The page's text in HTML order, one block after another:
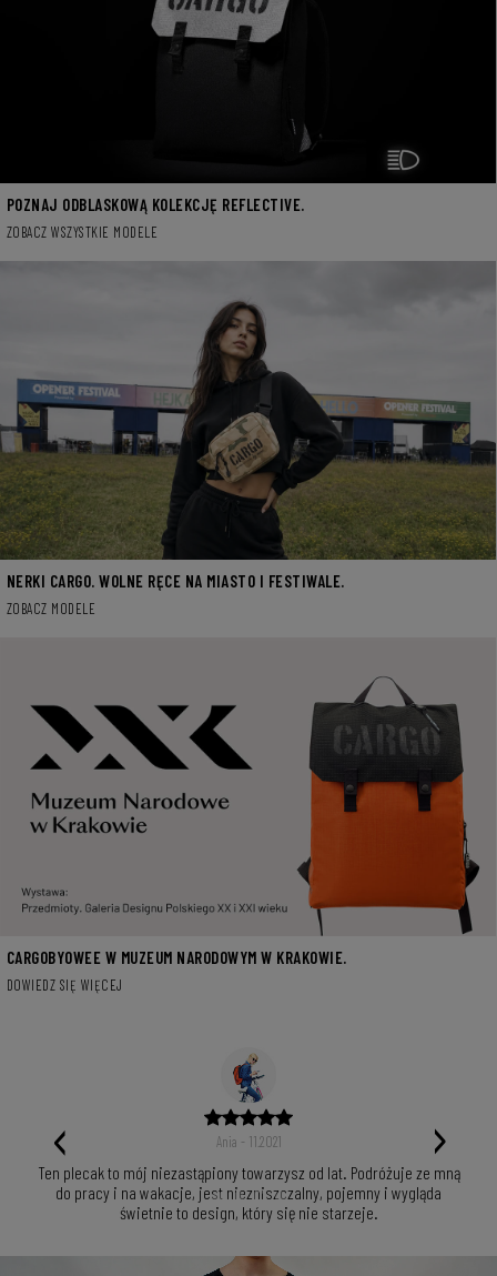
POZNAJ ODBLASKOWĄ KOLEKCJĘ REFLECTIVE.
ZOBACZ WSZYSTKIE MODELE
NERKI CARGO. WOLNE RĘCE NA MIASTO I FESTIWALE.
ZOBACZ MODELE
CARGOBYOWEE W MUZEUM NARODOWYM W KRAKOWIE.
DOWIEDZ SIĘ WIĘCEJ
Ania - 11.2021
Ten plecak to mój niezastąpiony towarzysz od lat. Podróżuje ze mną
do pracy i na wakacje, jest niezniszczalny, pojemny i wygląda
świetnie to design, który się nie starzeje.
‹ ›